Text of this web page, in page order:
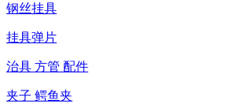
钢丝挂具
挂具弹片
治具 方管 配件
夹子 鳄鱼夹